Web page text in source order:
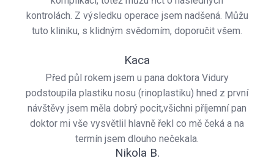
kontrolách. Z výsledku operace jsem nadšená. Můžu
tuto kliniku, s klidným svědomím, doporučit všem.
Kaca
Před půl rokem jsem u pana doktora Vidury
podstoupila plastiku nosu (rinoplastiku) hned z první
návštěvy jsem měla dobrý pocit,všichni příjemní pan
doktor mi vše vysvětlil hlavně řekl co mě čeká a na
termín jsem dlouho nečekala.
Nikola B.